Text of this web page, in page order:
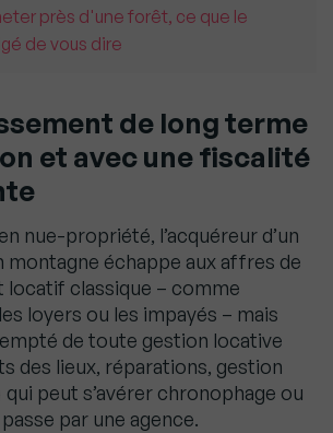
près d'une forêt, ce que le
de vous dire
de long terme
et avec une fiscalité
nue-propriété, l’acquéreur d’un
échappe aux affres de
locatif classique – comme
loyers ou les impayés – mais
de toute gestion locative
des lieux, réparations, gestion
peut s’avérer chronophage ou
par une agence.